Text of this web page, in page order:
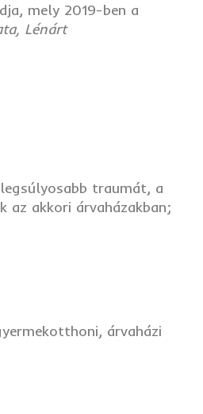
mely 2019-ben a
Lénárt
traumát, a
az akkori árvaházakban;
árvaházi